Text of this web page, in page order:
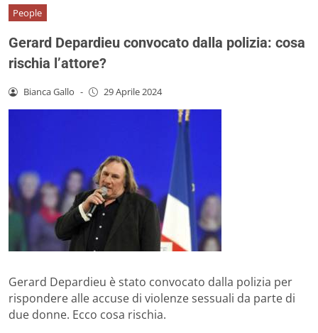
People
Gerard Depardieu convocato dalla polizia: cosa
rischia l’attore?
Bianca Gallo - 29 Aprile 2024
Gerard Depardieu è stato convocato dalla polizia per
rispondere alle accuse di violenze sessuali da parte di
due donne. Ecco cosa rischia.